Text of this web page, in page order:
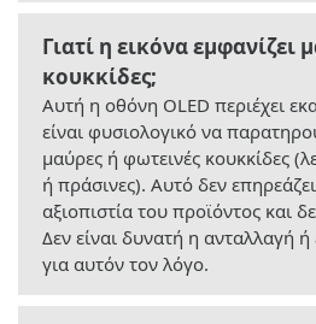
Γιατί η εικόνα εμφανίζει
κουκκίδες;
Αυτή η οθόνη OLED περιέχει
είναι φυσιολογικό να
μαύρες ή φωτεινές κουκκίδες
ή πράσινες). Αυτό δεν
αξιοπιστία του προϊόντος και
Δεν είναι δυνατή η ανταλλαγή
για αυτόν τον λόγο.